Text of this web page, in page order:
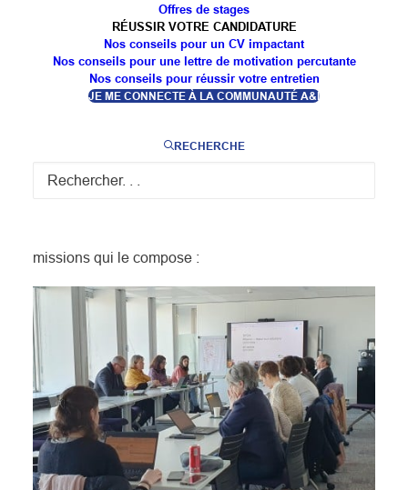
Offres de stages
RÉUSSIR VOTRE CANDIDATURE
Nos conseils pour un CV impactant
Nos conseils pour une lettre de motivation percutante
Nos conseils pour réussir votre entretien
JE ME CONNECTE À LA COMMUNAUTÉ A&I
RECHERCHE
(SPDA) ont démarré ce lundi 22 janvier à la Caisse
nationale de solidarité pour l’autonomie (CNSA).
Réunissant les représentants nationaux des
professionnels, des territoires, et des personnes
situation de handicap et aidants), cette réunion
démarre une série de plusieurs temps de travail
missions qui le compose :